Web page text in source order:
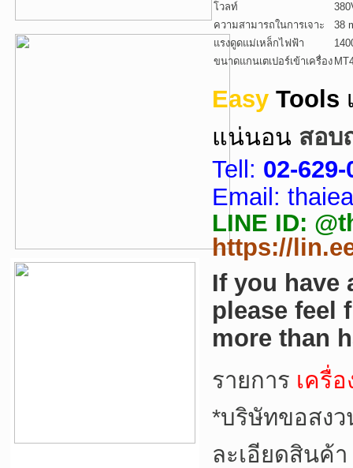
โวลท์
ความสามารถในการเจาะ
38
แรงดูดแม่เหล็กไฟฟ้า
ขนาดแกนเตเปอร์เข้าเครื่อง
Easy Tools
แน่นอน สอบ
Tell: 02-629-
Email:
LINE ID:
https://
If you have
please feel
more than
รายการ เครื่
*บริษัทขอสงว
ละเอียดสินค้